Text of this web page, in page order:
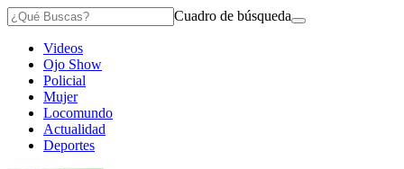
Cuadro de búsqueda
Videos
Ojo Show
Policial
Mujer
Locomundo
Actualidad
Deportes